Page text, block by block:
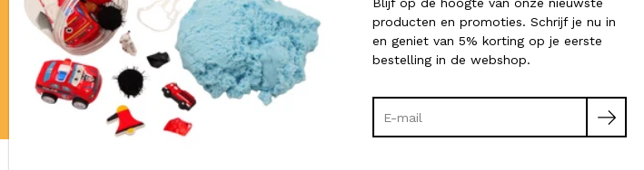
© 2026,Houten Onderwijsmateriaal
Westerlinck - Van Driessche BV - BE0784.313.987
producten en promoties. Schrijf je nu in
en geniet van 5% korting op je eerste
bestelling in de webshop.
Zoeken